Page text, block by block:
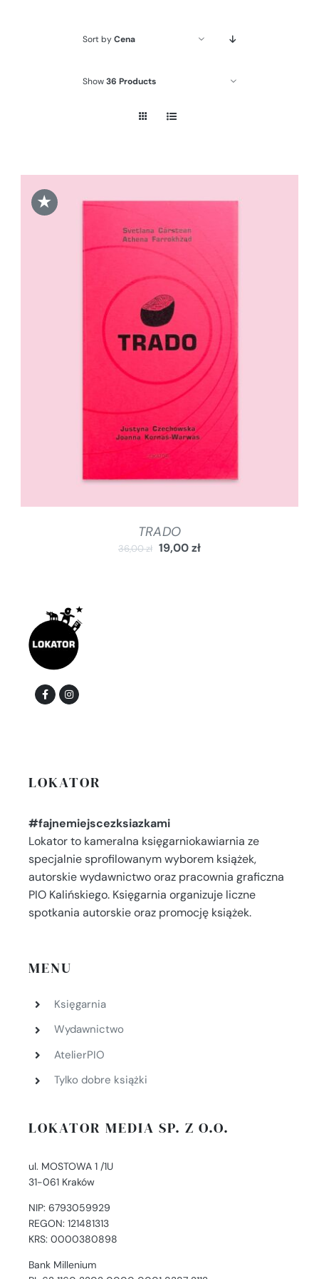
Sort byCena
Show36 Products
★
DODAJ DO KOSZYKA / SZCZEGÓŁY
TRADO
36,00zł 19,00zł
LOKATOR
#fajnemiejscezksiazkami
Lokator to kameralna księgarniokawiarnia ze
specjalnie sprofilowanym wyborem książek,
autorskie wydawnictwo oraz pracownia graficzna
PIO Kalińskiego. Księgarnia organizuje liczne
spotkania autorskie oraz promocję książek.
MENU
Księgarnia
Wydawnictwo
AtelierPIO
Tylko dobre książki
LOKATOR MEDIA SP. Z O.O.
ul. MOSTOWA 1 /1U
31-061 Kraków
NIP: 6793059929
REGON: 121481313
KRS: 0000380898
Bank Millenium